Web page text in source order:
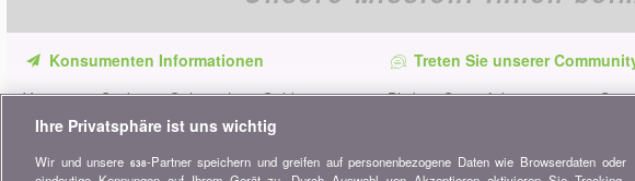
Konsumenten Informationen
Verpassen Sie keine Gelegenheit, Geld zu
sparen. Erhalten Sie unsere Vergleiche,
Ratschläge und Tipps in den Bereichen
Versicherung, Finanzen, Konsumgüter und
Treten Sie unserer
Bleiben Sie auf dem neuesten
alle Ratschläge und Tipps zum
Ihre Privatsphäre ist uns wichtig
Wir und unsere 638-Partner speichern und greifen auf personenbezogene Daten wie Browserdaten oder